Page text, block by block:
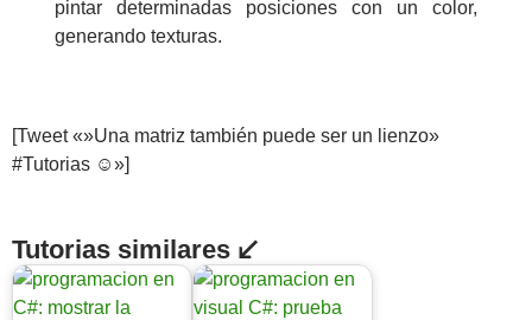
pintar determinadas posiciones con un color,
generando texturas.
[Tweet «»Una matriz también puede ser un lienzo»
#Tutorias ☺»]
Tutorias similares ↙